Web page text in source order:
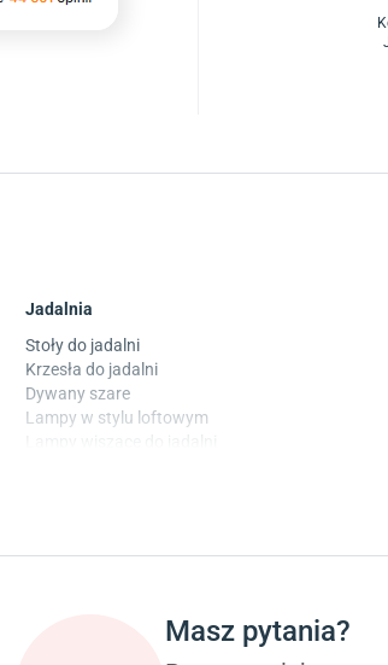
Jadalnia
Stoły do jadalni
Krzesła do jadalni
Dywany szare
Lampy w stylu loftowym
Deski tarasowe kompozytowe
Masz pytania?